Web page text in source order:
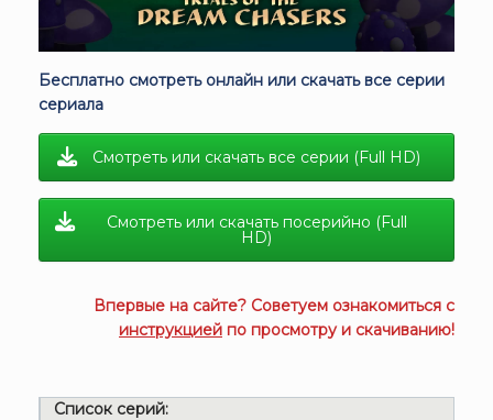
Бесплатно смотреть онлайн или скачать все серии
сериала
Смотреть или скачать все серии (Full HD)
Смотреть или скачать посерийно (Full
HD)
Впервые на сайте? Советуем ознакомиться с
инструкцией по просмотру и скачиванию!
Список серий: